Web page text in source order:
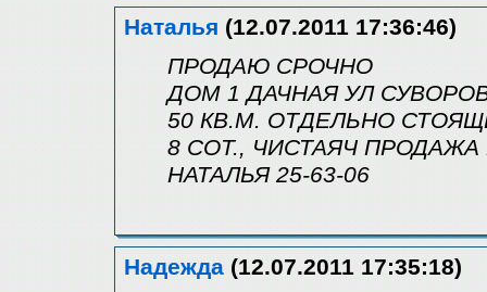
Наталья (12.07.2011 17:36:46)
ПРОДАЮ СРОЧНО
ДОМ 1 ДАЧНАЯ УЛ
50 КВ.М. ОТДЕЛЬНО
8 СОТ., ЧИСТАЯЧ ПРОДАЖА
НАТАЛЬЯ 25-63-06
Надежда (12.07.2011 17:35:18)